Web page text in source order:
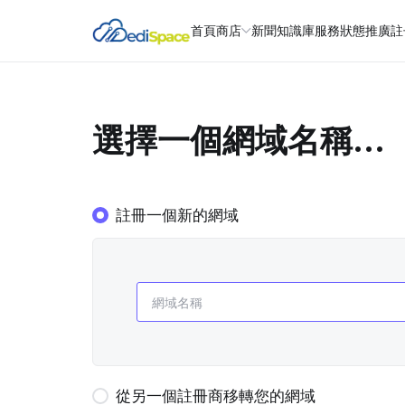
首頁商店 新聞知識庫服務狀態推廣
選擇一個網域名稱...
註冊一個新的網域
從另一個註冊商移轉您的網域